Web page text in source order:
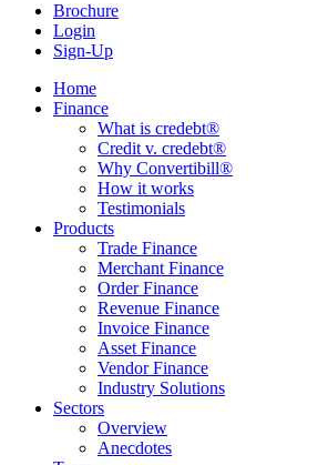
Brochure
Login
Sign-Up
Home
Finance
What is credebt®
Credit v. credebt®
Why Convertibill®
How it works
Testimonials
Products
Trade Finance
Merchant Finance
Order Finance
Revenue Finance
Invoice Finance
Asset Finance
Vendor Finance
Industry Solutions
Sectors
Overview
Anecdotes